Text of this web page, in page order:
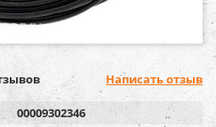
Написать отзыв
00009302346